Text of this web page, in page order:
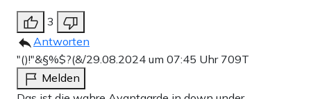
3
Antworten
"()!"&§%$?(&/29.08.2024 um 07:45 Uhr 709T
Melden